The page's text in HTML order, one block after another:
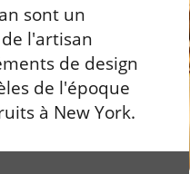
sont un
l'artisan
de design
de l'époque
à New York.